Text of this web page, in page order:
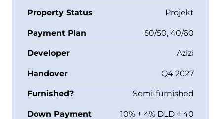
Property Status Projekt
Payment Plan 50/50, 40/60
Developer Azizi
Handover Q4 2027
Furnished? Semi-furnished
Down Payment
10% + 4% DLD + 40